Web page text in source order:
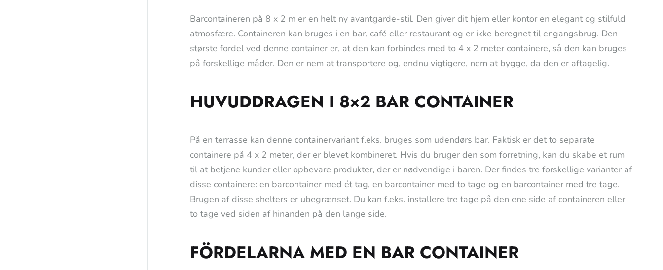
Barcontaineren på 8 x 2 m er en helt ny avantgarde-stil. Den giver dit hjem eller kontor en elegant og stilfuld
atmosfære. Containeren kan bruges i en bar, café eller restaurant og er ikke beregnet til engangsbrug. Den
største fordel ved denne container er, at den kan forbindes med to 4 x 2 meter containere, så den kan bruges
på forskellige måder. Den er nem at transportere og, endnu vigtigere, nem at bygge, da den er aftagelig.
HUVUDDRAGEN I 8×2 BAR CONTAINER
På en terrasse kan denne containervariant f.eks. bruges som udendørs bar. Faktisk er det to separate
containere på 4 x 2 meter, der er blevet kombineret. Hvis du bruger den som forretning, kan du skabe et rum
til at betjene kunder eller opbevare produkter, der er nødvendige i baren. Der findes tre forskellige varianter af
disse containere: en barcontainer med ét tag, en barcontainer med to tage og en barcontainer med tre tage.
Brugen af disse shelters er ubegrænset. Du kan f.eks. installere tre tage på den ene side af containeren eller
to tage ved siden af hinanden på den lange side.
FÖRDELARNA MED EN BAR CONTAINER